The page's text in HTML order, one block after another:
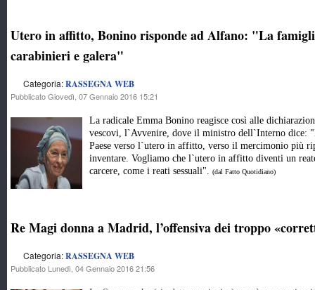
Utero in affitto, Bonino risponde ad Alfano: "La
carabinieri e galera"
Categoria:RASSEGNA WEB
Pubblicato Giovedì, 07 Gennaio 2016 15:21
La radicale Emma Bonino reagisce così alle
vescovi, l`Avvenire, dove il ministro dell`Interno dice:
Paese verso l`utero in affitto, verso il mercimonio più
inventare. Vogliamo che l`utero in affitto diventi un
carcere, come i reati sessuali". (dal Fatto Quotidiano)
Re Magi donna a Madrid, l’offensiva dei troppo
Categoria:RASSEGNA WEB
Pubblicato Lunedì, 04 Gennaio 2016 21:56